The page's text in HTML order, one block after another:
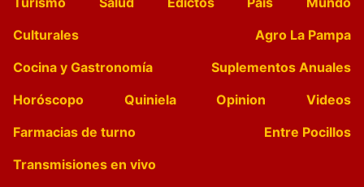
Culturales
Agro La Pampa
Cocina y Gastronomía
Suplementos Anuales
Horóscopo
Quiniela Opinion
Videos
Farmacias de turno
Entre Pocillos
Transmisiones en vivo